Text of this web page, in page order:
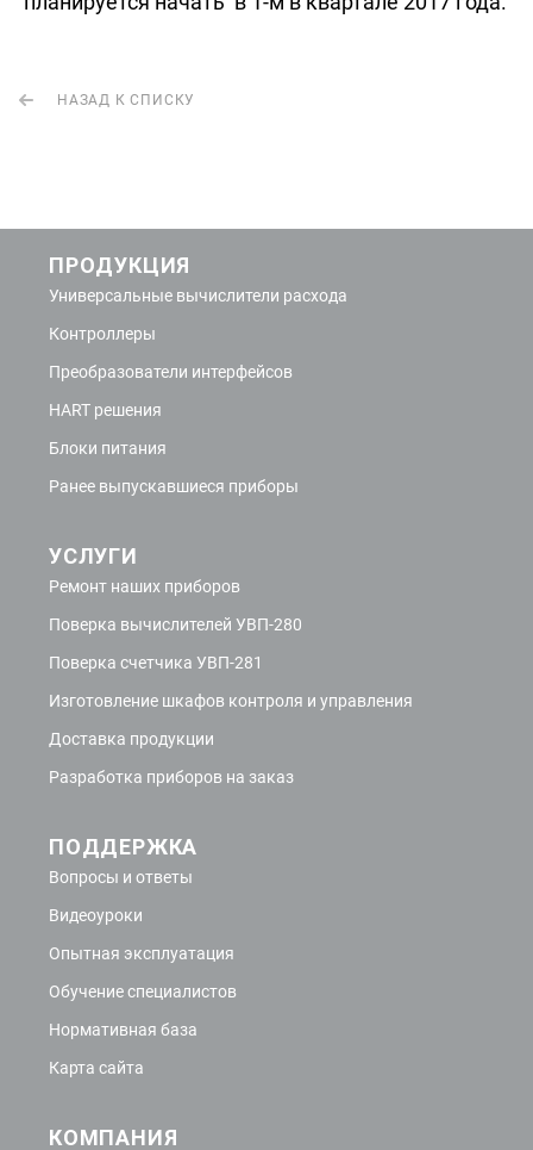
НАЗАД К СПИСКУ
ПРОДУКЦИЯ
Универсальные вычислители расхода
Контроллеры
Преобразователи интерфейсов
HART решения
Блоки питания
Ранее выпускавшиеся приборы
УСЛУГИ
Ремонт наших приборов
Поверка вычислителей УВП-280
Поверка счетчика УВП-281
Изготовление шкафов контроля и управления
Доставка продукции
Разработка приборов на заказ
ПОДДЕРЖКА
Вопросы и ответы
Видеоуроки
Опытная эксплуатация
Обучение специалистов
Нормативная база
Карта сайта
КОМПАНИЯ